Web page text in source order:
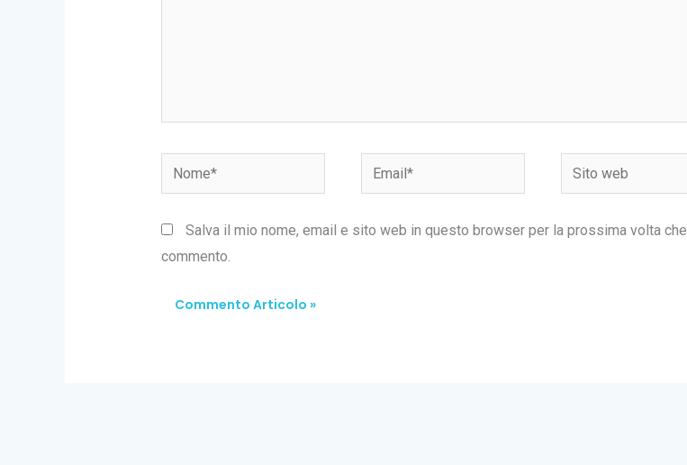
Nome* Email*
Sito
web
Salva il mio nome, email e sito web in questo browser per la prossima volta che
commento.